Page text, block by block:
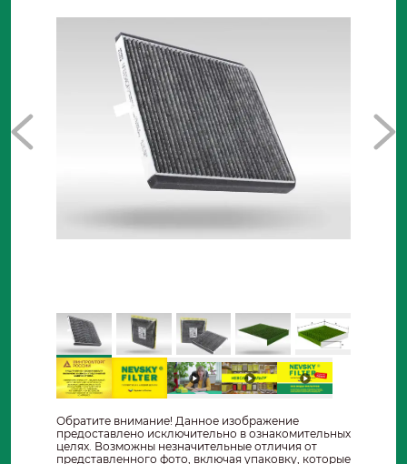
Обратите внимание! Данное изображение
предоставлено исключительно в ознакомительных
целях. Возможны незначительные отличия от
представленного фото, включая упаковку, которые